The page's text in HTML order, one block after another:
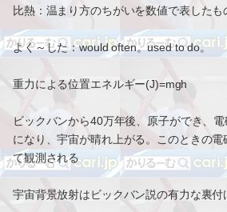
比熱：温まり方のちがいを数値で表したも
よく～した：would often。used to do。
重力による位置エネルギー(J)=mgh
ビックバンから40万年後、原子ができ、
になり、宇宙が晴れ上がる。このときの
て観測される
宇宙背景放射はビックバン説の有力な裏付